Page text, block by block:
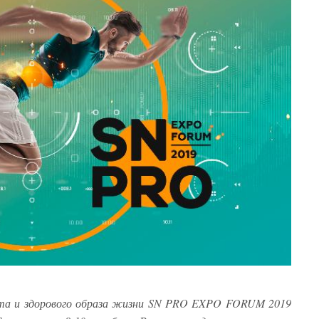
и здорового образа жизни SN PRO EXPO FORUM 2019